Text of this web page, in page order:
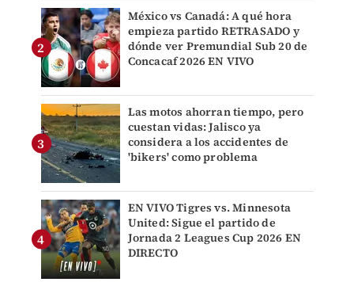
México vs Canadá: A qué hora
empieza partido RETRASADO y
dónde ver Premundial Sub 20 de
Concacaf 2026 EN VIVO
Las motos ahorran tiempo, pero
cuestan vidas: Jalisco ya
considera a los accidentes de
'bikers' como problema
EN VIVO Tigres vs. Minnesota
United: Sigue el partido de
Jornada 2 Leagues Cup 2026 EN
DIRECTO